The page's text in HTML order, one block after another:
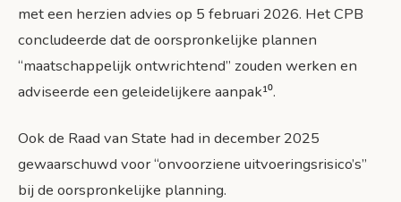
met een herzien advies op 5 februari 2026. Het CPB
concludeerde dat de oorspronkelijke plannen
“maatschappelijk ontwrichtend” zouden werken en
adviseerde een geleidelijkere aanpak¹⁰.
Ook de Raad van State had in december 2025
gewaarschuwd voor “onvoorziene uitvoeringsrisico’s”
bij de oorspronkelijke planning.